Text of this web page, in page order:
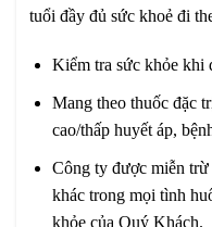
tuổi đầy đủ sức khoẻ đi
Kiểm tra sức khỏe khi
Mang theo thuốc đặc
cao/thấp huyết áp,
Công ty được miễn
khác trong mọi tình
khỏe của Quý Khách.